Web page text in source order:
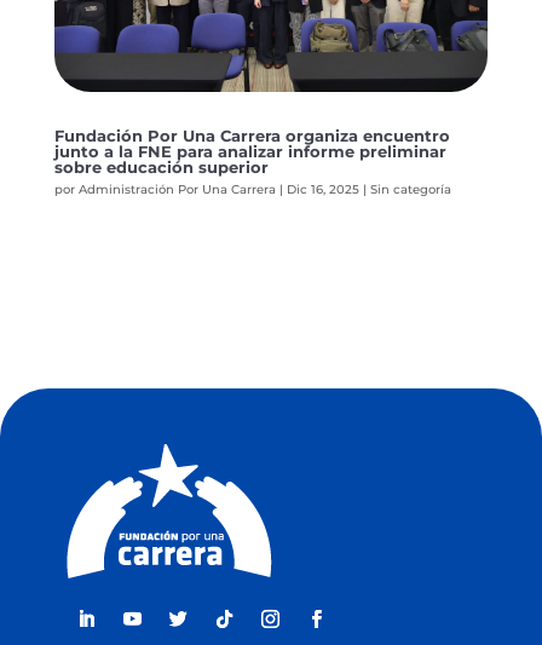
Fundación Por Una Carrera organiza encuentro
junto a la FNE para analizar informe preliminar
sobre educación superior
por Administración Por Una Carrera | Dic 16, 2025| Sin categoría